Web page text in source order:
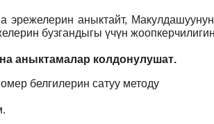
аныктайт,
бузгандыгы үчүн жоопкерчилигин
аныктамалар колдонулушат.
белгилерин сатуу методу
.